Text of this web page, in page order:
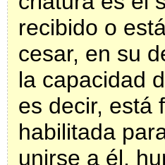
recibido o
cesar, en su
la capacidad
es decir, está
habilitada
unirse a él,